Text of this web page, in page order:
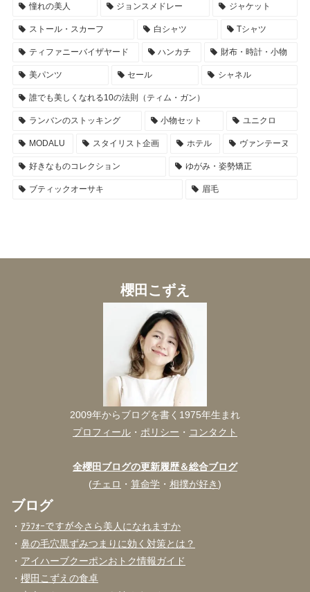
憧れの美人 ジョンスメドレー ジャケット
ストール・スカーフ 白シャツ Tシャツ
ティファニーバイザヤード ハンカチ 財布・時計・小物
美パンツ セール シャネル
誰でも美しくなれる10の法則（ティム・ガン）
ランバンのストッキング 小物セット ユニクロ
MODALU スタイリスト企画 ホテル ヴァンテーヌ
好きなものコレクション ゆがみ・姿勢矯正
ブティックオーサキ 眉毛
櫻田こずえ
2009年からブログを書く1975年生まれ
プロフィール ・ ポリシー ・ コンタクト
全櫻田ブログの更新履歴＆総合ブログ
(チェロ ・ 算命学 ・ 相撲が好き)
ブログ
・ ｱﾗﾌｫｰですが今さら美人になれますか
・ 鼻の毛穴黒ずみつまりに効く対策とは？
・ アイハーブクーポンおトク情報ガイド
・ 櫻田こずえの食卓